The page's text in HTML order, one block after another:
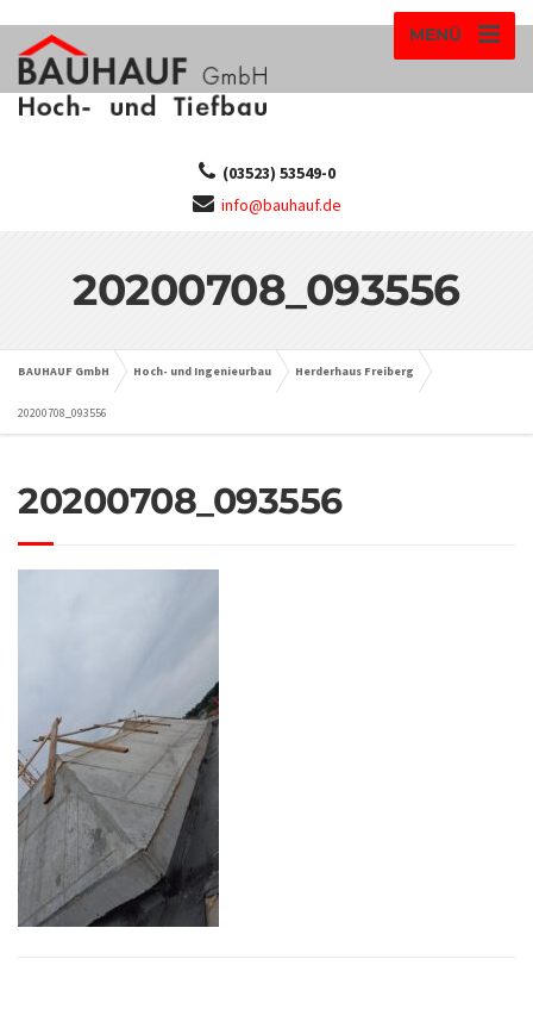
MENÜ
(03523) 53549-0
info@bauhauf.de
20200708_093556
BAUHAUF GmbH Hoch- und Ingenieurbau Herderhaus Freiberg
20200708_093556
20200708_093556